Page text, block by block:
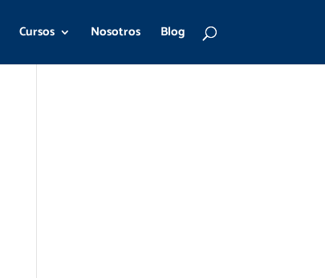
Cursos Nosotros Blog